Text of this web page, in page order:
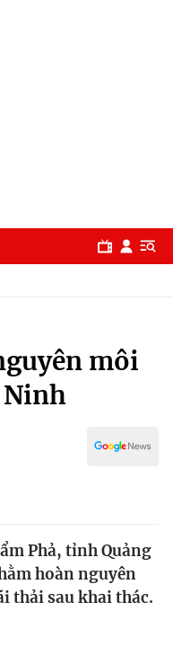
môi
Ninh
Phả, tỉnh Quảng
hoàn nguyên
thải sau khai thác.